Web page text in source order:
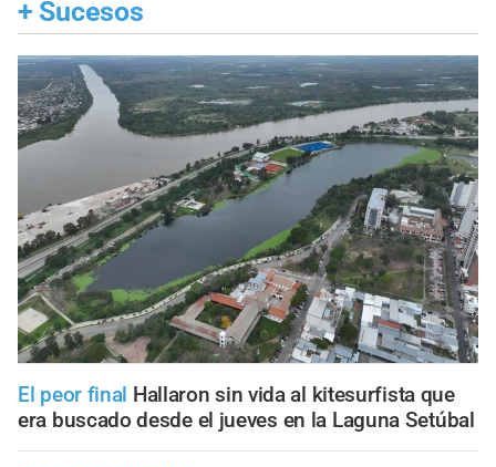
+ Sucesos
El peor final Hallaron sin vida al kitesurfista que
era buscado desde el jueves en la Laguna Setúbal